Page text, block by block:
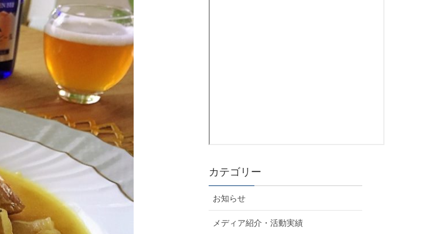
カテゴリー
お知らせ
メディア紹介・活動実績